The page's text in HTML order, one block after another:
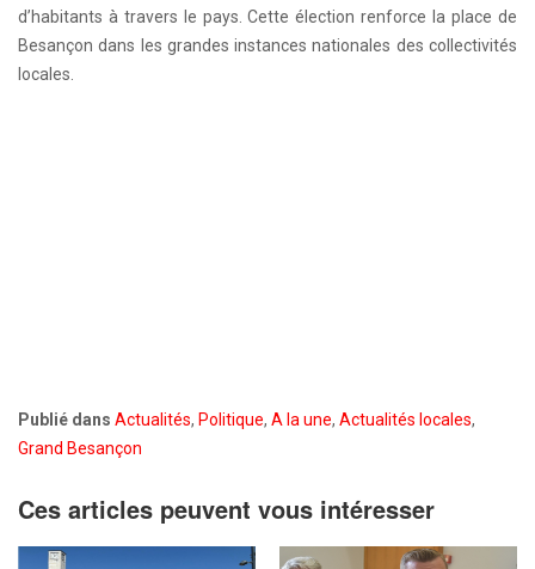
d’habitants à travers le pays. Cette élection renforce la place de
Besançon dans les grandes instances nationales des collectivités
locales.
Publié dans Actualités, Politique, A la une, Actualités locales,
Grand Besançon
Ces articles peuvent vous intéresser